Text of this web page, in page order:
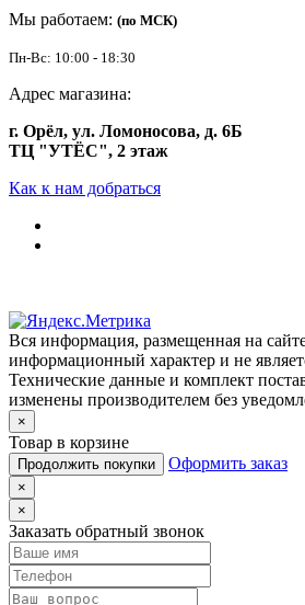
Мы работаем: (по МСК)
Пн-Вс: 10:00 - 18:30
Адрес магазина:
г. Орёл, ул. Ломоносова, д. 6Б
ТЦ "УТЁС", 2 этаж
Как к нам добраться
Вся информация, размещенная на
информационный характер и не
Технические данные и комплект
изменены производителем без
×
Товар в корзине
Продолжить покупки Оформить заказ
×
×
Заказать обратный звонок